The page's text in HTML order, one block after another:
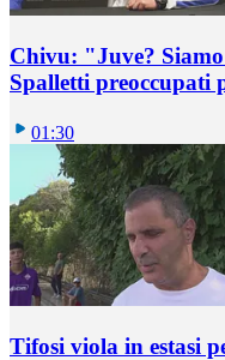
Chivu: "Juve?
Spalletti preoccupati
01:30
Tifosi viola in estasi